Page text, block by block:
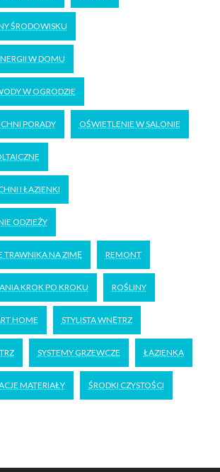
ŚRODOWISKU
W DOMU
W OGRODZIE
PORADY OŚWIETLENIE W SALONIE
I ŁAZIENKI
ODZIEŻY
TRAWNIKA NA ZIMĘ REMONT
KROK PO KROKU ROŚLINY
HOME STYLISTA WNĘTRZ
SYSTEMY GRZEWCZE ŁAZIENKA
MATERIAŁY ŚRODKI CZYSTOŚCI